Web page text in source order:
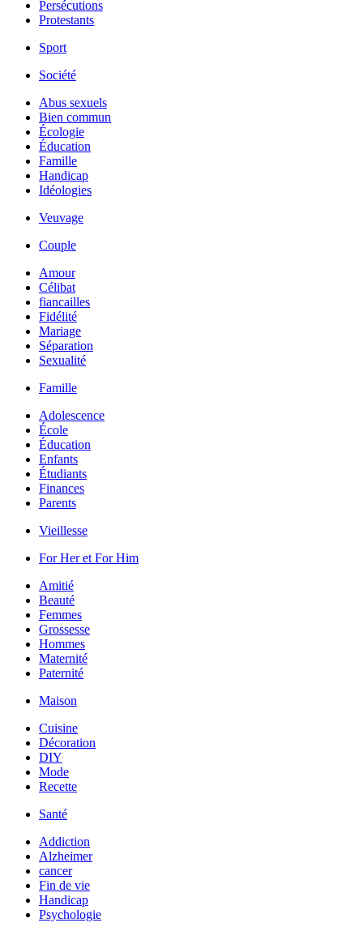
Persécutions
Protestants
Sport
Société
Abus sexuels
Bien commun
Écologie
Éducation
Famille
Handicap
Idéologies
Veuvage
Couple
Amour
Célibat
fiancailles
Fidélité
Mariage
Séparation
Sexualité
Famille
Adolescence
École
Éducation
Enfants
Étudiants
Finances
Parents
Vieillesse
For Her et For Him
Amitié
Beauté
Femmes
Grossesse
Hommes
Maternité
Paternité
Maison
Cuisine
Décoration
DIY
Mode
Recette
Santé
Addiction
Alzheimer
cancer
Fin de vie
Handicap
Psychologie